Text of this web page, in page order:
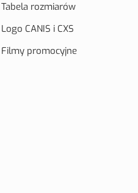
Tabela rozmiarów
Logo CANIS i CXS
Filmy promocyjne